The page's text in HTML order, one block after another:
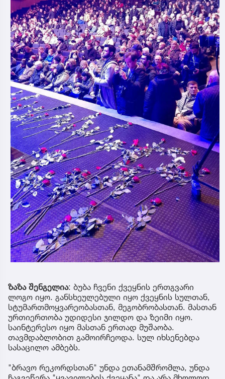
ზაზა შენგელია: ბუბა ჩვენი ქვეყნის ერთგვარი
ლოგო იყო. განსხეულებული იყო ქვეყნის სულთან,
სტუმართმოყვარეობასთან, მეგობრობასთან. მასთან
ურთიერთობა უდიდესი ჯილდო და ზეიმი იყო.
საინტერესო იყო მასთან ერთად მუშაობა.
თავმდაბლობით გამოირჩეოდა. სულ იხსენებდა
სასაცილო ამბებს.
"ბრავო რეკორდსთან" უნდა ეთანამშრომლა, უნდა